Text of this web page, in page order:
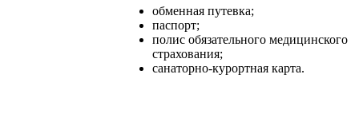
обменная путевка;
паспорт;
полис обязательного медицинского
страхования;
санаторно-курортная карта.